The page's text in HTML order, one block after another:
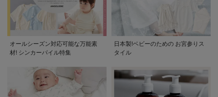
オールシーズン対応可能な万能素
材! シンカーパイル特集
日本製!ベビーのための お宮参りス
タイル